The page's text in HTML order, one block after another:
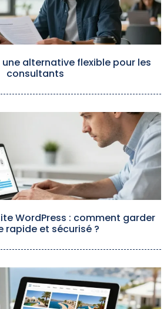
alternative flexible pour les
consultants
WordPress : comment garder
rapide et sécurisé ?